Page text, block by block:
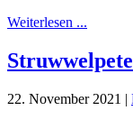
Weiterlesen ...
22. November 2021 |